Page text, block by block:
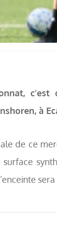
à
de ce
l’enceinte